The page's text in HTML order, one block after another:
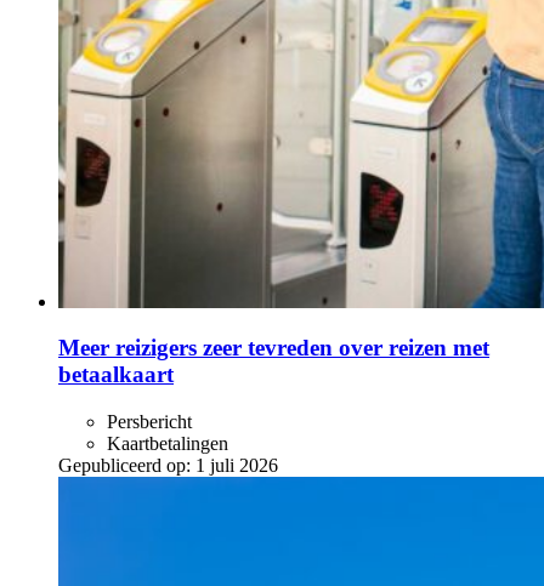
Meer reizigers zeer tevreden over reizen met
betaalkaart
Persbericht
Kaartbetalingen
Gepubliceerd op: 1 juli 2026